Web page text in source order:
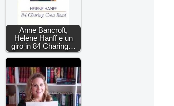
Anne Bancroft,
Helene Hanff e un
giro in 84 Charing…